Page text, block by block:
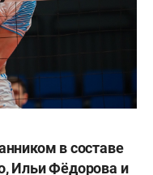
в составе
Ильи Фёдорова и